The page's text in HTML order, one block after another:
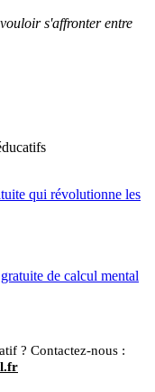
s'affronter entre
qui révolutionne les
de calcul mental
? Contactez-nous :